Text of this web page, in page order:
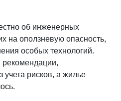
об инженерных
на оползневую опасность,
особых технологий.
рекомендации,
учета рисков, а жилье